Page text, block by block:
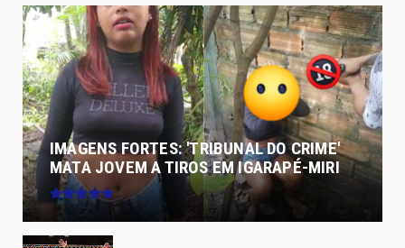
IMAGENS FORTES: 'TRIBUNAL DO CRIME'
MATA JOVEM A TIROS EM IGARAPÉ-MIRI